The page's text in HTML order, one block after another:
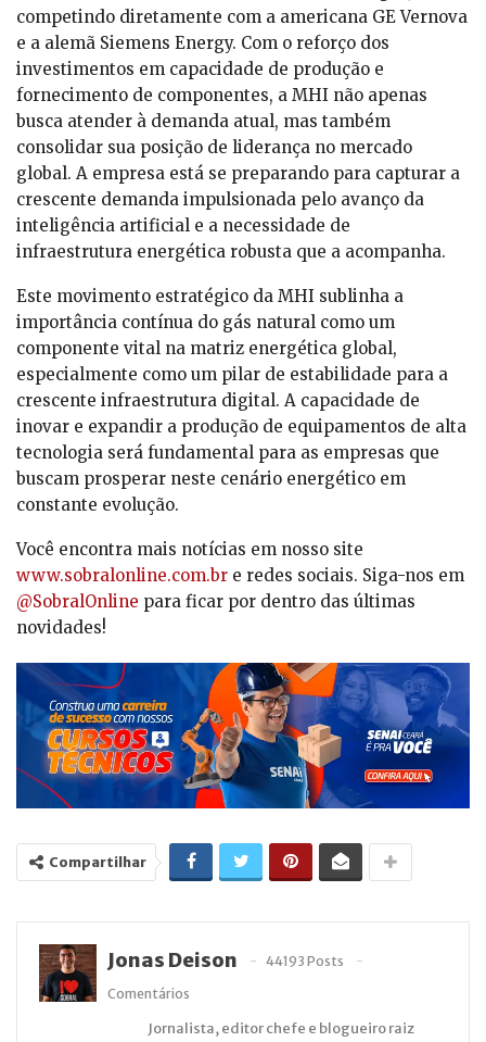
competindo diretamente com a americana GE Vernova
e a alemã Siemens Energy. Com o reforço dos
investimentos em capacidade de produção e
fornecimento de componentes, a MHI não apenas
busca atender à demanda atual, mas também
consolidar sua posição de liderança no mercado
global. A empresa está se preparando para capturar a
crescente demanda impulsionada pelo avanço da
inteligência artificial e a necessidade de
infraestrutura energética robusta que a acompanha.
Este movimento estratégico da MHI sublinha a
importância contínua do gás natural como um
componente vital na matriz energética global,
especialmente como um pilar de estabilidade para a
crescente infraestrutura digital. A capacidade de
inovar e expandir a produção de equipamentos de alta
tecnologia será fundamental para as empresas que
buscam prosperar neste cenário energético em
constante evolução.
Você encontra mais notícias em nosso site
www.sobralonline.com.br e redes sociais. Siga-nos em
@SobralOnline para ficar por dentro das últimas
novidades!
Compartilhar
Jonas Deison
44193 Posts
Comentários
Jornalista, editor chefe e blogueiro raiz